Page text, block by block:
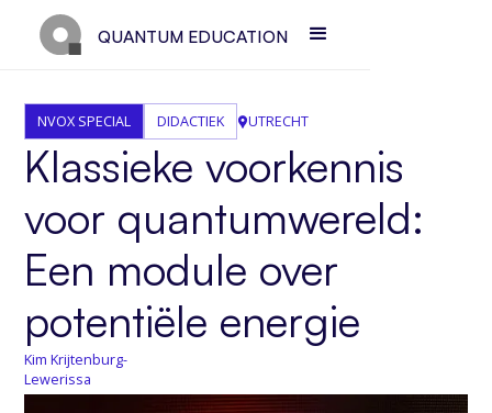
QUANTUM EDUCATION
NVOX SPECIAL DIDACTIEK UTRECHT
Klassieke voorkennis
voor quantumwereld:
Een module over
potentiële energie
Kim Krijtenburg-
Lewerissa